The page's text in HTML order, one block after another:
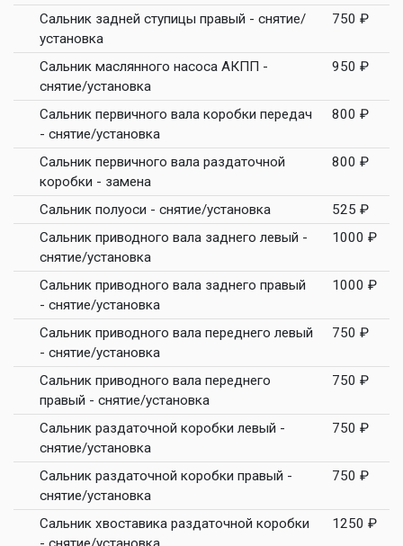
Сальник задней ступицы правый - снятие/
установка
750 ₽
Сальник маслянного насоса АКПП -
снятие/установка
950 ₽
Сальник первичного вала коробки передач
- снятие/установка
800 ₽
Сальник первичного вала раздаточной
коробки - замена
800 ₽
Сальник полуоси - снятие/установка
525 ₽
Сальник приводного вала заднего левый -
снятие/установка
1000 ₽
Сальник приводного вала заднего правый
- снятие/установка
1000 ₽
Сальник приводного вала переднего левый
- снятие/установка
750 ₽
Сальник приводного вала переднего
правый - снятие/установка
750 ₽
Сальник раздаточной коробки левый -
снятие/установка
750 ₽
Сальник раздаточной коробки правый -
снятие/установка
750 ₽
Сальник хвоставика раздаточной коробки
1250 ₽